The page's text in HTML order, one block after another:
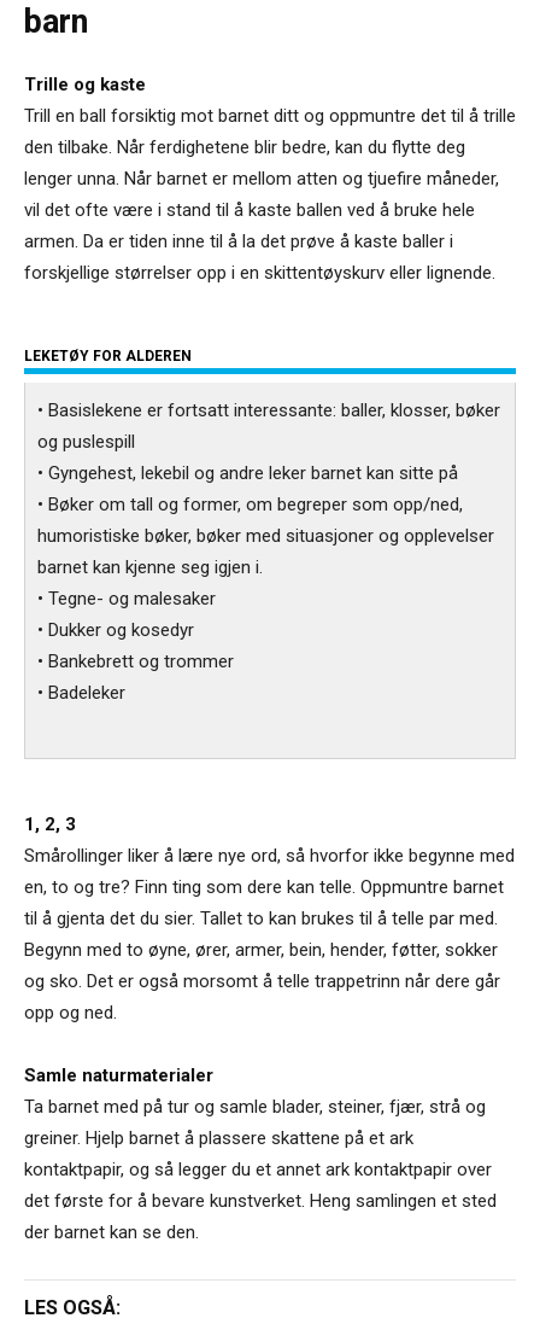
barn
Trille og kaste
Trill en ball forsiktig mot barnet ditt og oppmuntre det til å trille
den tilbake. Når ferdighetene blir bedre, kan du flytte deg
lenger unna. Når barnet er mellom atten og tjuefire måneder,
vil det ofte være i stand til å kaste ballen ved å bruke hele
armen. Da er tiden inne til å la det prøve å kaste baller i
forskjellige størrelser opp i en skittentøyskurv eller lignende.
LEKETØY FOR ALDEREN
• Basislekene er fortsatt interessante: baller, klosser, bøker
og puslespill
• Gyngehest, lekebil og andre leker barnet kan sitte på
• Bøker om tall og former, om begreper som opp/ned,
humoristiske bøker, bøker med situasjoner og opplevelser
barnet kan kjenne seg igjen i.
• Tegne- og malesaker
• Dukker og kosedyr
• Bankebrett og trommer
• Badeleker
1, 2, 3
Smårollinger liker å lære nye ord, så hvorfor ikke begynne med
en, to og tre? Finn ting som dere kan telle. Oppmuntre barnet
til å gjenta det du sier. Tallet to kan brukes til å telle par med.
Begynn med to øyne, ører, armer, bein, hender, føtter, sokker
og sko. Det er også morsomt å telle trappetrinn når dere går
opp og ned.
Samle naturmaterialer
Ta barnet med på tur og samle blader, steiner, fjær, strå og
greiner. Hjelp barnet å plassere skattene på et ark
kontaktpapir, og så legger du et annet ark kontaktpapir over
det første for å bevare kunstverket. Heng samlingen et sted
der barnet kan se den.
LES OGSÅ: